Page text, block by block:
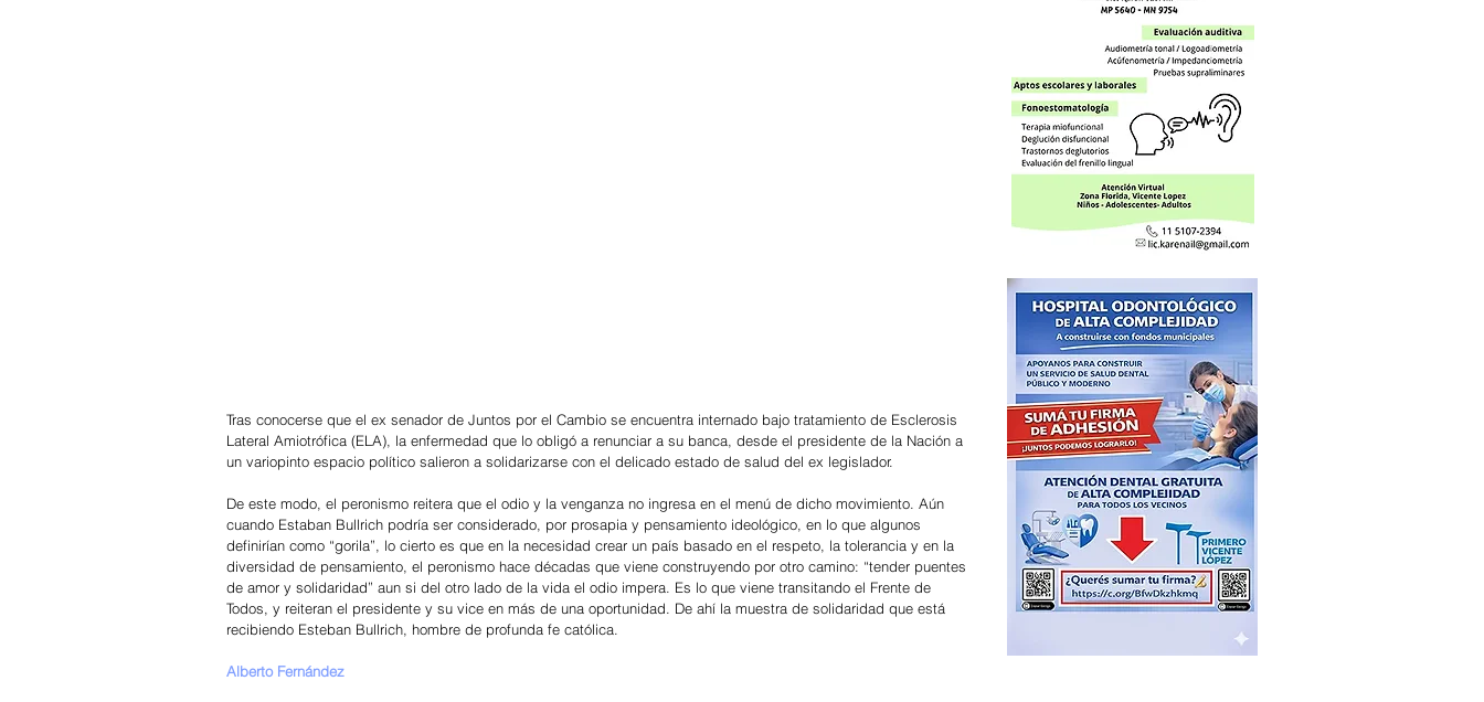
Tras conocerse que el ex senador de Juntos por el Cambio se encuentra internado bajo tratamiento de Esclerosis
Lateral Amiotrófica (ELA), la enfermedad que lo obligó a renunciar a su banca, desde el presidente de la Nación a
un variopinto espacio político salieron a solidarizarse con el delicado estado de salud del ex legislador.
De este modo, el peronismo reitera que el odio y la venganza no ingresa en el menú de dicho movimiento. Aún
cuando Estaban Bullrich podría ser considerado, por prosapia y pensamiento ideológico, en lo que algunos
definirían como “gorila”, lo cierto es que en la necesidad crear un país basado en el respeto, la tolerancia y en la
diversidad de pensamiento, el peronismo hace décadas que viene construyendo por otro camino: “tender puentes
de amor y solidaridad” aun si del otro lado de la vida el odio impera. Es lo que viene transitando el Frente de
Todos, y reiteran el presidente y su vice en más de una oportunidad. De ahí la muestra de solidaridad que está
recibiendo Esteban Bullrich, hombre de profunda fe católica.
Alberto Fernández